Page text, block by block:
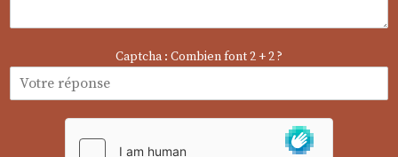
Captcha : Combien font 2 + 2 ?